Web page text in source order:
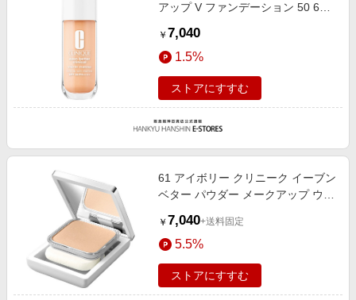
アップ V ファンデーション 50 68
￥ 7,040
1.5%
ストアにすすむ
61 アイボリー クリニーク イーブン
ベター パウダー メークアップ ウォ
￥ 7,040+送料固定
5.5%
ストアにすすむ